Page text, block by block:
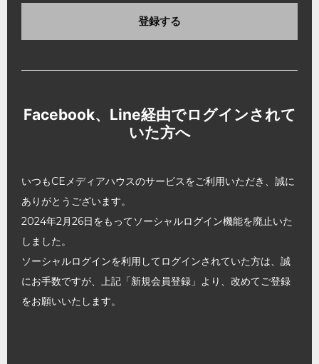
登録する
Facebook、Line経由でログインされて
いた方へ
いつもCEメディアハウスのサービスをご利用いただき、誠に
ありがとうございます。
2024年2月26日をもってソーシャルログイン機能を廃止いた
しました。
ソーシャルログインを利用してログインされていた方は、誠
にお手数ですが、上記「新規会員登録」より、改めてご登録
をお願いいたします。